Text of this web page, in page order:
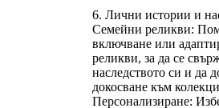
Лични истории и
Семейни реликви:
включване или
реликви, за да се
наследството си и да
докосване към
Персонализиране: